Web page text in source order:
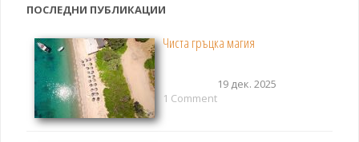
ПОСЛЕДНИ ПУБЛИКАЦИИ
Чиста гръцка магия
19 дек. 2025
1 Comment